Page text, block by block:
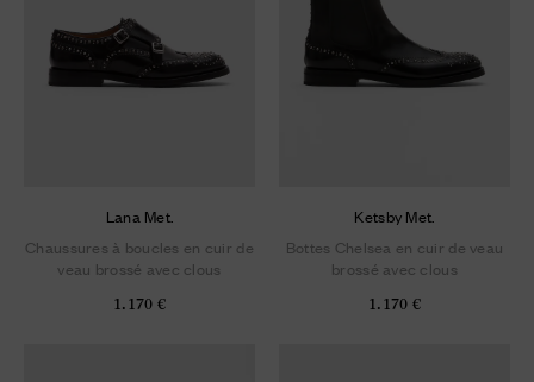
Lana Met.
Chaussures à boucles en cuir de
veau brossé avec clous
1.170 €
Ketsby Met.
Bottes Chelsea en cuir de veau
brossé avec clous
1.170 €